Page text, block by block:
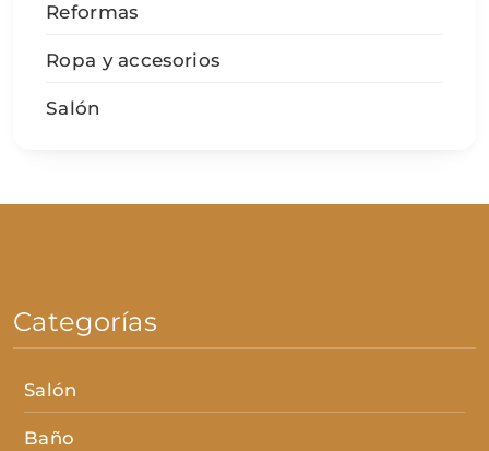
Reformas
Ropa y accesorios
Salón
Categorías
Salón
Baño